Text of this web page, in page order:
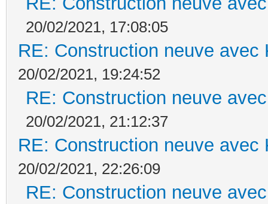
20/02/2021, 17:08:05
RE: Construction neuve avec
20/02/2021, 19:24:52
RE: Construction neuve
20/02/2021, 21:12:37
RE: Construction neuve avec
20/02/2021, 22:26:09
RE: Construction neuve